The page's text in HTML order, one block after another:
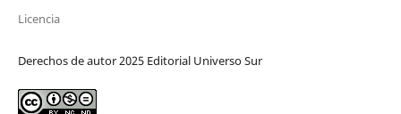
Licencia
Derechos de autor 2025 Editorial Universo Sur